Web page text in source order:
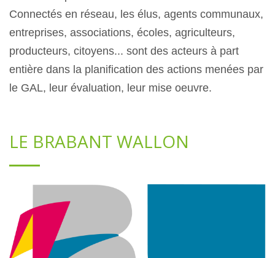
Connectés en réseau, les élus, agents communaux,
entreprises, associations, écoles, agriculteurs,
producteurs, citoyens... sont des acteurs à part
entière dans la planification des actions menées par
le GAL, leur évaluation, leur mise oeuvre.
LE BRABANT WALLON